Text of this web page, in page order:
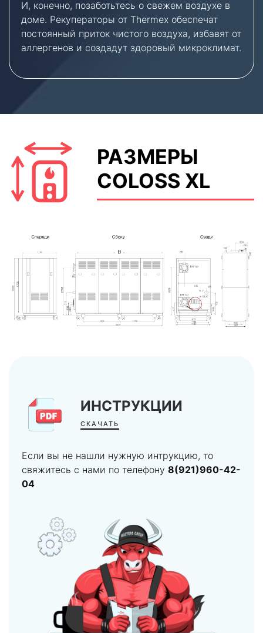
И, конечно, позаботьтесь о свежем воздухе в
доме. Рекуператоры от Thermex обеспечат
постоянный приток чистого воздуха, избавят от
аллергенов и создадут здоровый микроклимат.
РАЗМЕРЫ
COLOSS XL
ИНСТРУКЦИИ
СКАЧАТЬ
Если вы не нашли нужную интрукцию, то
свяжитесь с нами по телефону 8(921)960-42-
04